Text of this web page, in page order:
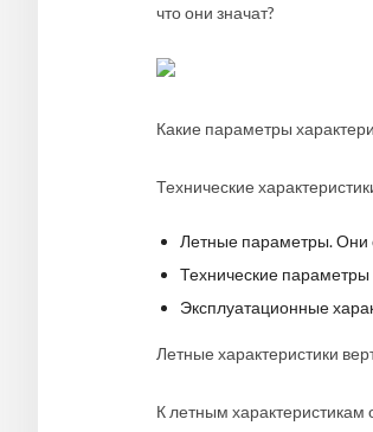
что они значат?
Какие параметры
Технические
Летные параметры. Они
Технические параметры
Эксплуатационные
Летные характеристики
К летным характеристикам